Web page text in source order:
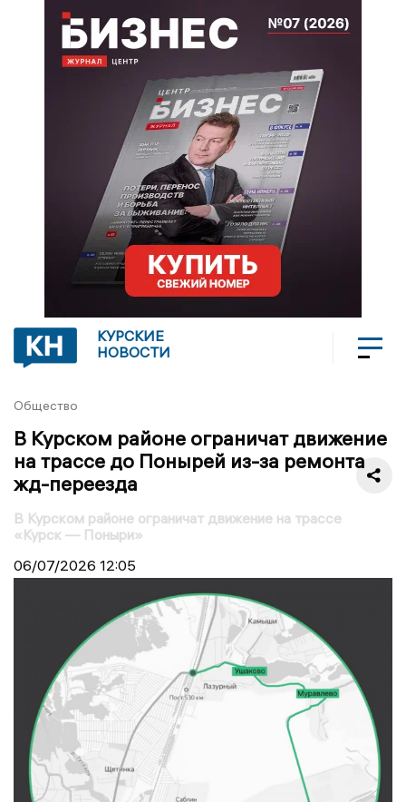
КУРСКИЕ
НОВОСТИ
Общество
В Курском районе ограничат движение
на трассе до Понырей из-за ремонта
жд-переезда
В Курском районе ограничат движение на трассе
«Курск — Поныри»
06/07/2026 12:05